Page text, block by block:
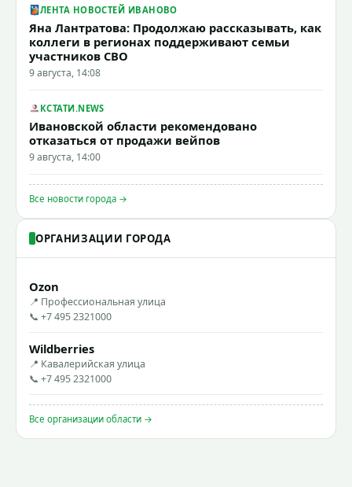
ЛЕНТА НОВОСТЕЙ ИВАНОВО
Яна Лантратова: Продолжаю рассказывать, как
коллеги в регионах поддерживают семьи
участников СВО
9 августа, 14:08
КСТАТИ.NEWS
Ивановской области рекомендовано
отказаться от продажи вейпов
9 августа, 14:00
Все новости города →
ОРГАНИЗАЦИИ ГОРОДА
Ozon
📍 Профессиональная улица
📞 +7 495 2321000
Wildberries
📍 Кавалерийская улица
📞 +7 495 2321000
Все организации области →